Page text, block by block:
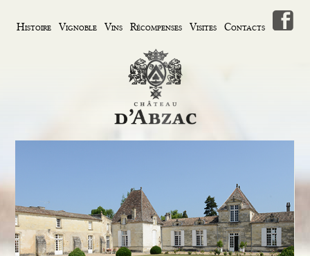
Histoire Vignoble Vins Récompenses Visites Contacts